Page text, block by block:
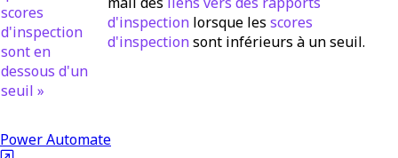
scores
d'inspection
sont en
dessous d'un
seuil »
d'inspection lorsque les scores
d'inspectionsont inférieurs à un seuil.
Power Automate